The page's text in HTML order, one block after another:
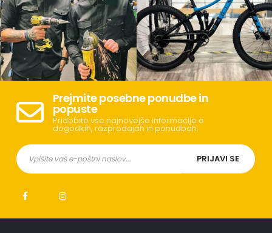
Prejmite posebne ponudbe in
popuste
Pridobite vse najnovejše informacije o
dogodkih, razprodajah in ponudbah.